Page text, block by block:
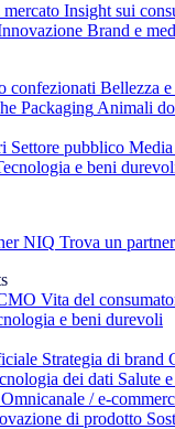
Insight sui
Brand e
confezionati Bellezza
Packaging Animali
Settore pubblico Media
e beni
NIQ Trova un partner
Vita del
e beni durevoli
Strategia di brand
dei dati Salute
Omnicanale /
di prodotto